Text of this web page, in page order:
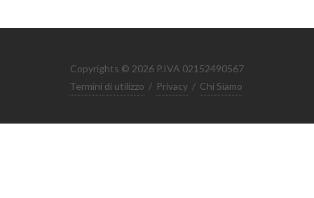
Copyrights © 2026 P.IVA 02152490567
Termini di utilizzo / Privacy / Chi Siamo